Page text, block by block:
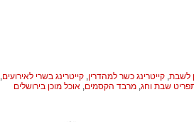
לשבת, קייטרינג כשר למהדרין, קייטרינג בשרי לאירועים,
שבת וחג, מרבד הקסמים, אוכל מוכן בירושלים